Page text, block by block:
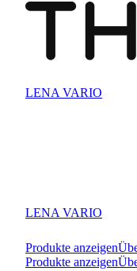
LENA VARIO
LENA VARIO
Produkte anzeigen
Produkte anzeigen